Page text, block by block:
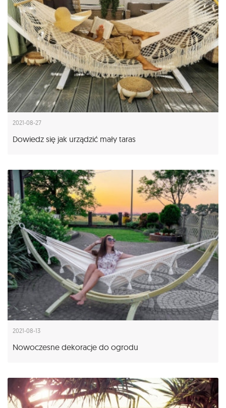
2021-08-27
Dowiedz się jak urządzić mały taras
2021-08-13
Nowoczesne dekoracje do ogrodu